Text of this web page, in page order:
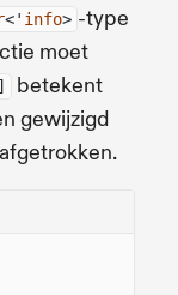
<' info> -type
moet
betekent
gewijzigd